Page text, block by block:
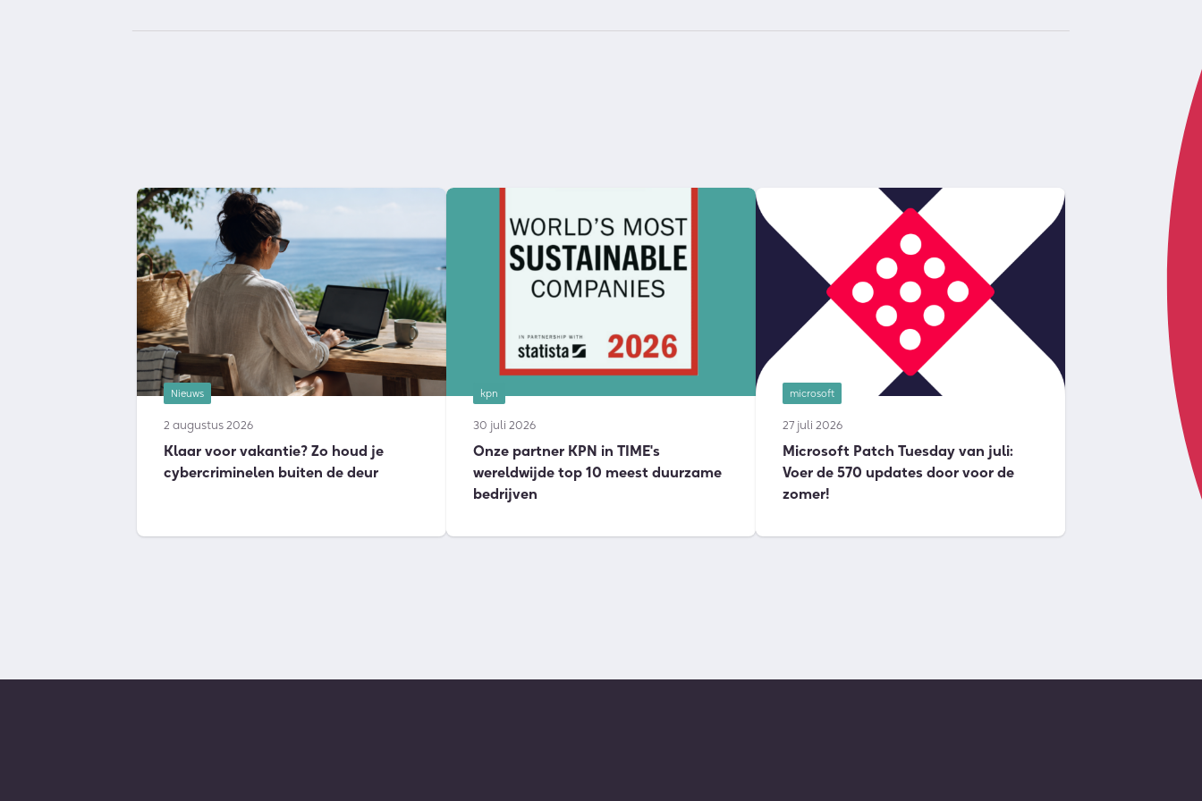
Nieuws
2 augustus 2026
Klaar voor vakantie? Zo houd je
cybercriminelen buiten de deur
kpn
30 juli 2026
Onze partner KPN in TIME's
wereldwijde top 10 meest duurzame
bedrijven
microsoft
27 juli 2026
Microsoft Patch Tuesday van juli:
Voer de 570 updates door voor de
zomer!